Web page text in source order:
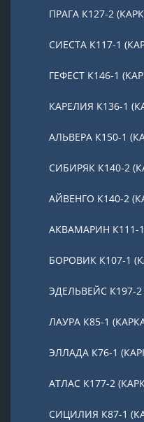
ПРАГА К127-2
СИЕСТА К117-1
ГЕФЕСТ К146-1
КАРЕЛИЯ К136-1
АЛЬВЕРА К150-1
СИБИРЯК К140-2
АЙВЕНГО К140-2
АКВАМАРИН
БОРОВИК К107-1
ЭДЕЛЬВЕЙС К197-
ЛАУРА К85-1
ЭЛЛАДА К76-1
АТЛАС К177-2
СИЦИЛИЯ К87-1